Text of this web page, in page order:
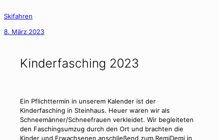
Skifahren
8. März 2023
Kinderfasching 2023
Ein Pflichttermin in unserem Kalender ist der
Kinderfasching in Steinhaus. Heuer waren wir als
Schneemänner/Schneefrauen verkleidet. Wir begleiteten
den Faschingsumzug durch den Ort und brachten die
Kinder und Erwachsenen anschließend zum RemiDemi in